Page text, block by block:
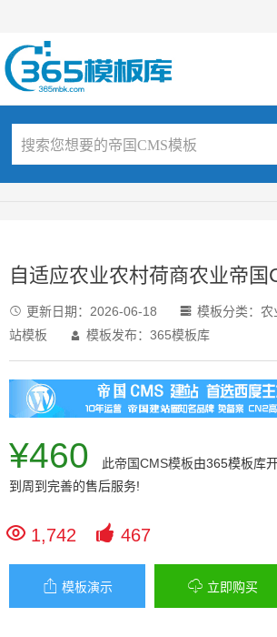
自适应农业农村荷商农业帝国
 更新日期： 2026-06-18  模板分类： 农
站模板
 模板发布：365模板库
¥460 此帝国CMS模板由365模板库
到周到完善的售后服务!
 1,742  467
 模板演示  立即购买